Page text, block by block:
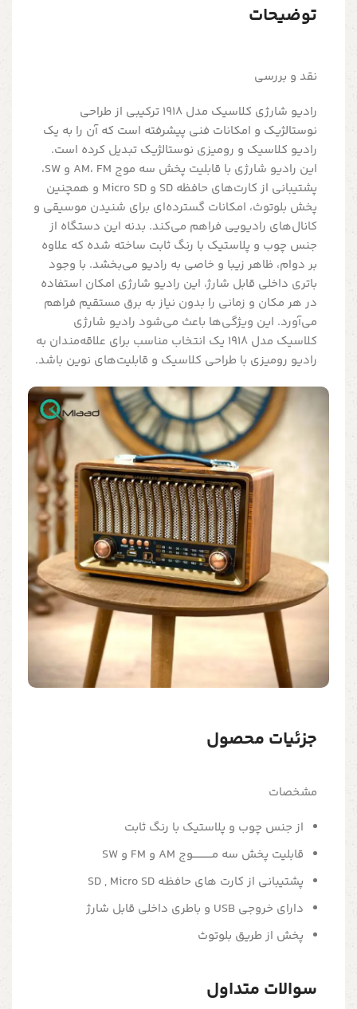
توضیحات
نقد و بررسی
رادیو شارژی کلاسیک مدل 1918 ترکیبی از طراحی
نوستالژیک و امکانات فنی پیشرفته است که آن را به یک
رادیو کلاسیک و رومیزی نوستالژیک تبدیل کرده است.
این رادیو شارژی با قابلیت پخش سه موج AM، FM و SW،
پشتیبانی از کارت‌های حافظه SD و Micro SD و همچنین
پخش بلوتوث، امکانات گسترده‌ای برای شنیدن موسیقی و
کانال‌های رادیویی فراهم می‌کند. بدنه این دستگاه از
جنس چوب و پلاستیک با رنگ ثابت ساخته شده که علاوه
بر دوام، ظاهر زیبا و خاصی به رادیو می‌بخشد. با وجود
باتری داخلی قابل شارژ، این رادیو شارژی امکان استفاده
در هر مکان و زمانی را بدون نیاز به برق مستقیم فراهم
می‌آورد. این ویژگی‌ها باعث می‌شود رادیو شارژی
کلاسیک مدل 1918 یک انتخاب مناسب برای علاقه‌مندان به
رادیو رومیزی با طراحی کلاسیک و قابلیت‌های نوین باشد.
جزئیات محصول
مشخصات
از جنس چوب و پلاستیک با رنگ ثابت
قابلیت پخش سه مــــــــــــوج AM و FM و SW
پشتیبانی از کارت های حافظـه SD , Micro SD
دارای خروجی USB و باطری داخلی قابل شارژ
پخش از طریق بلوتوث
سوالات متداول